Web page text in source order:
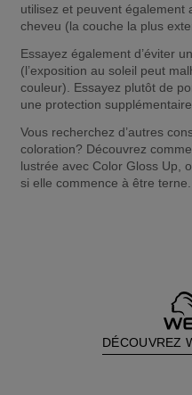
utilisez et peuvent également
cheveu (la couche la plus
Essayez également d’éviter
(l’exposition au soleil peut
couleur). Essayez plutôt de
une protection
Vous recherchez d’autres
coloration? Découvrez
lustrée avec Color Gloss Up,
si elle commence à être terne.
DÉCOUVREZ